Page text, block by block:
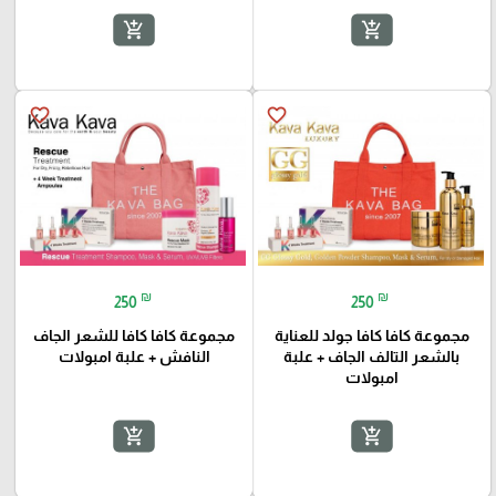
add_shopping_cart
add_shopping_cart
favorite_border
250 ₪
مجموعة كافا كافا جولد للعناية
بالشعر التالف الجاف + علبة
امبولات
add_shopping_cart
favorite_border
250 ₪
مجموعة كافا كافا للشعر الجاف
النافش + علبة امبولات
add_shopping_cart